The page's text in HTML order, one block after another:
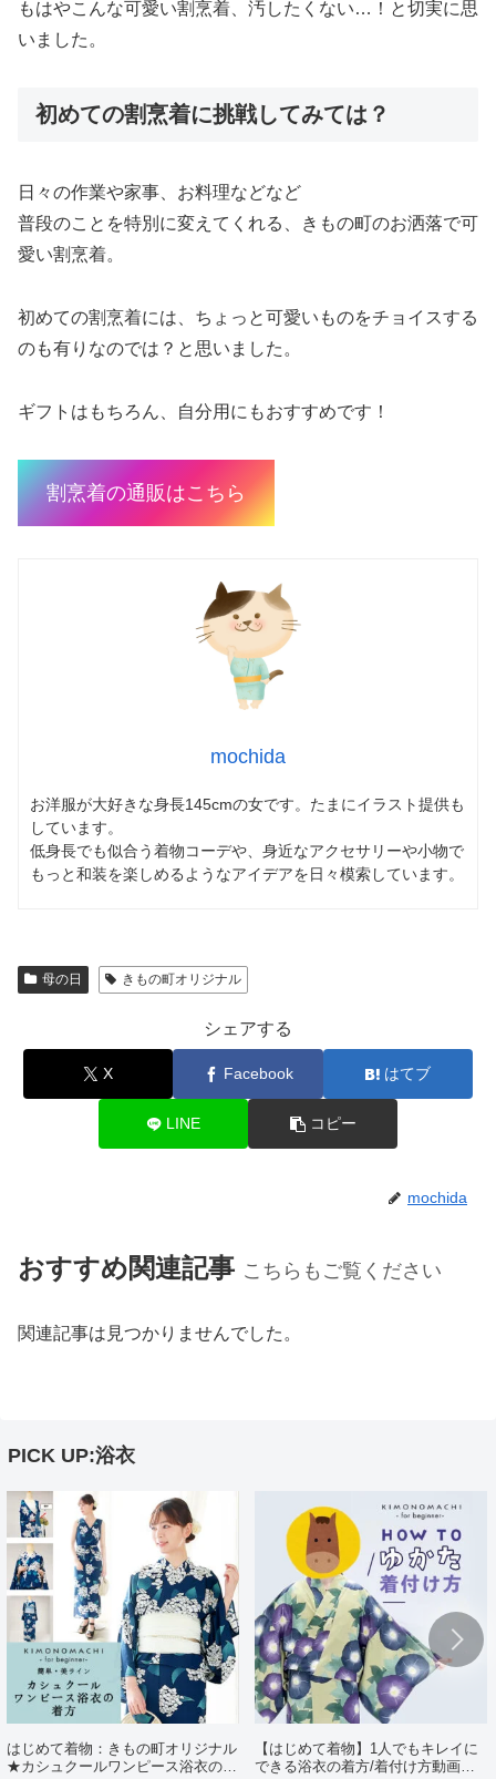
もはやこんな可愛い割烹着、汚したくない…！と切実に思
いました。
初めての割烹着に挑戦してみては？
日々の作業や家事、お料理などなど
普段のことを特別に変えてくれる、きもの町のお洒落で可
愛い割烹着。
初めての割烹着には、ちょっと可愛いものをチョイスする
のも有りなのでは？と思いました。
ギフトはもちろん、自分用にもおすすめです！
割烹着の通販はこちら
mochida
お洋服が大好きな身長145cmの女です。たまにイラスト提供も
しています。
低身長でも似合う着物コーデや、身近なアクセサリーや小物で
もっと和装を楽しめるようなアイデアを日々模索しています。
母の日 きもの町オリジナル
シェアする
X Facebook はてブ
LINE コピー
mochida
おすすめ関連記事 こちらもご覧ください
関連記事は見つかりませんでした。
PICK UP:浴衣
はじめて着物：きもの町オリジナル
★カシュクールワンピース浴衣の着
【はじめて着物】1人でもキレイに
できる浴衣の着方/着付け方動画ポ